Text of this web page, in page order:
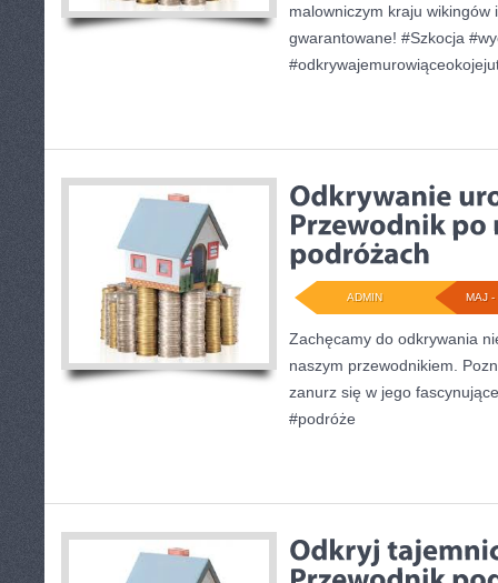
malowniczym kraju wikingów
gwarantowane! #Szkocja
MAJ -
ADMIN
Zachęcamy do odkrywania
naszym przewodnikiem.
zanurz się w jego
#podróże